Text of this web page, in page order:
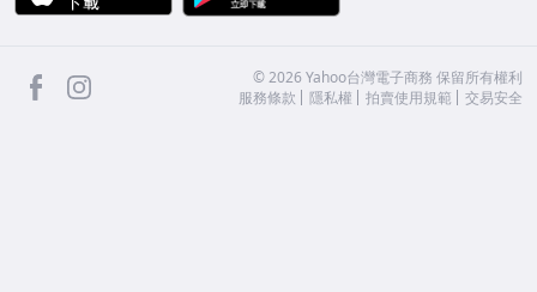
facebook ©2026 Yahoo台灣電子商務 保留所有權利
服務條款
隱私權 拍賣使用規範 交易安全